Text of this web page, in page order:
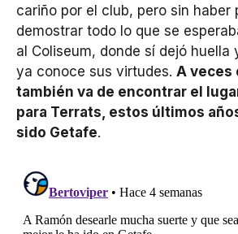
cariño por el club, pero sin haber
demostrar todo lo que se
al Coliseum, donde sí dejó huella
ya conoce sus virtudes. A veces
también va de encontrar el
para Terrats, estos últimos
sido Getafe.